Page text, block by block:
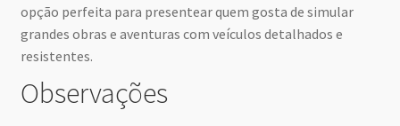
opção perfeita para presentear quem gosta de simular
grandes obras e aventuras com veículos detalhados e
resistentes.
Observações